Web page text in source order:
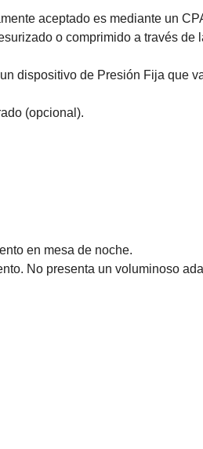
aceptado es mediante un
o comprimido a través de
dispositivo de Presión Fija que
(opcional).
en mesa de noche.
No presenta un voluminoso